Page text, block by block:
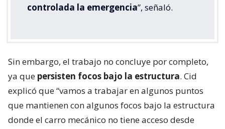
controlada la emergencia”, señaló.
Sin embargo, el trabajo no concluye por completo,
ya que persisten focos bajo la estructura. Cid
explicó que “vamos a trabajar en algunos puntos
que mantienen con algunos focos bajo la estructura
donde el carro mecánico no tiene acceso desde